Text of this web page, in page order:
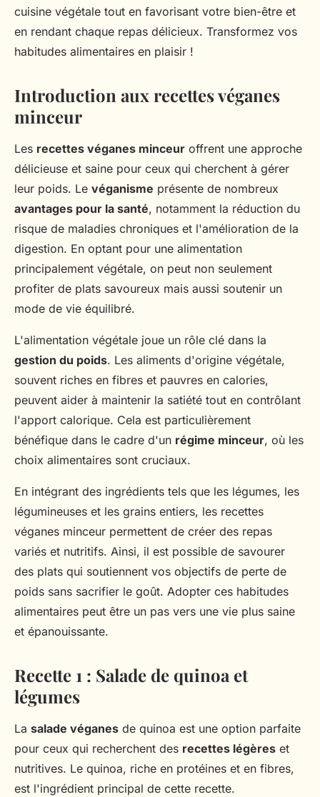
cuisine végétale tout en favorisant votre bien-être et
en rendant chaque repas délicieux. Transformez vos
habitudes alimentaires en plaisir !
Introduction aux recettes véganes
minceur
Les recettes véganes minceur offrent une approche
délicieuse et saine pour ceux qui cherchent à gérer
leur poids. Le véganisme présente de nombreux
avantages pour la santé, notamment la réduction du
risque de maladies chroniques et l'amélioration de la
digestion. En optant pour une alimentation
principalement végétale, on peut non seulement
profiter de plats savoureux mais aussi soutenir un
mode de vie équilibré.
L'alimentation végétale joue un rôle clé dans la
gestion du poids. Les aliments d'origine végétale,
souvent riches en fibres et pauvres en calories,
peuvent aider à maintenir la satiété tout en contrôlant
l'apport calorique. Cela est particulièrement
bénéfique dans le cadre d'un régime minceur, où les
choix alimentaires sont cruciaux.
En intégrant des ingrédients tels que les légumes, les
légumineuses et les grains entiers, les recettes
véganes minceur permettent de créer des repas
variés et nutritifs. Ainsi, il est possible de savourer
des plats qui soutiennent vos objectifs de perte de
poids sans sacrifier le goût. Adopter ces habitudes
alimentaires peut être un pas vers une vie plus saine
et épanouissante.
Recette 1 : Salade de quinoa et
légumes
La salade véganes de quinoa est une option parfaite
pour ceux qui recherchent des recettes légères et
nutritives. Le quinoa, riche en protéines et en fibres,
est l'ingrédient principal de cette recette.